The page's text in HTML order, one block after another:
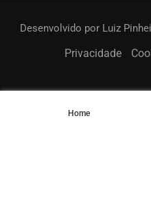
Desenvolvido por Luiz
Privacidade
Home